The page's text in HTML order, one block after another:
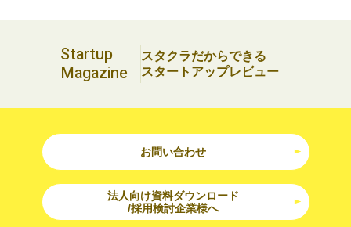
Startup
Magazine
スタクラだからできる
スタートアップレビュー
お問い合わせ
法人向け資料ダウンロード
/採用検討企業様へ